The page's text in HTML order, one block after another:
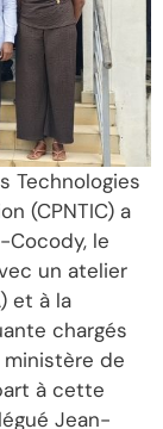
Technologies
(CPNTIC) a
Cocody, le
un atelier
et à la
chargés
de
à cette
Jean-